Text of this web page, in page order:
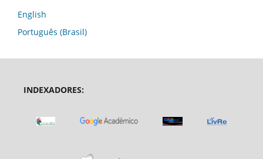
English
Português (Brasil)
INDEXADORES: